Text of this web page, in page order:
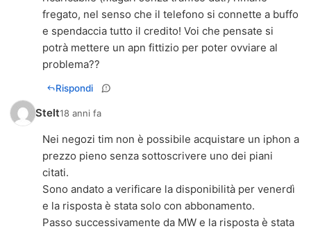
fregato, nel senso che il telefono si connette a buffo
e spendaccia tutto il credito! Voi che pensate si
potrà mettere un apn fittizio per poter ovviare al
problema??
Rispondi
Stelt18 anni fa
Nei negozi tim non è possibile acquistare un iphon a
prezzo pieno senza sottoscrivere uno dei piani
citati.
Sono andato a verificare la disponibilità per venerdì
e la risposta è stata solo con abbonamento.
Passo successivamente da MW e la risposta è stata